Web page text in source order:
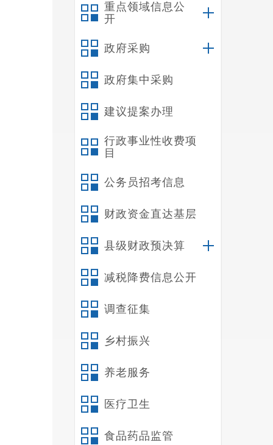
重点领域信息公
开
政府采购
政府集中采购
建议提案办理
行政事业性收费项
目
公务员招考信息
财政资金直达基层
县级财政预决算
减税降费信息公开
调查征集
乡村振兴
养老服务
医疗卫生
食品药品监管